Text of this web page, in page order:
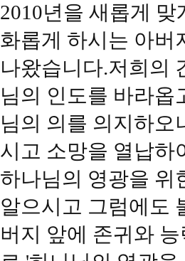
2010년을 새롭게
화롭게 하시는 아버
나왔습니다.저희의
님의 인도를 바라옵
님의 의를 의지하오
시고 소망을 열납하
하나님의 영광을 위
알으시고 그럼에도
버지 앞에 존귀와